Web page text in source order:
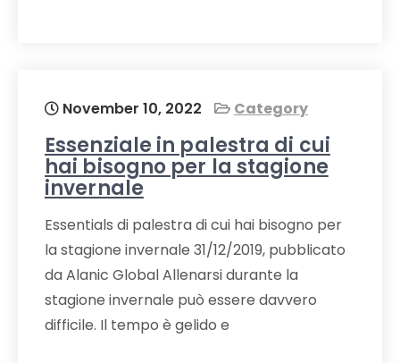
November 10, 2022 Category
Essenziale in palestra di cui
hai bisogno per la stagione
invernale
Essentials di palestra di cui hai bisogno per
la stagione invernale 31/12/2019, pubblicato
da Alanic Global Allenarsi durante la
stagione invernale può essere davvero
difficile. Il tempo è gelido e